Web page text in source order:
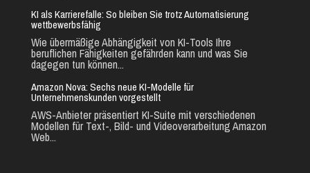
KI als Karrierefalle: So bleiben Sie trotz Automatisierung
wettbewerbsfähig
Wie übermäßige Abhängigkeit von KI-Tools Ihre
beruflichen Fähigkeiten gefährden kann und was Sie
dagegen tun können...
Amazon Nova: Sechs neue KI-Modelle für
Unternehmenskunden vorgestellt
AWS-Anbieter präsentiert KI-Suite mit verschiedenen
Modellen für Text-, Bild- und Videoverarbeitung Amazon
Web...